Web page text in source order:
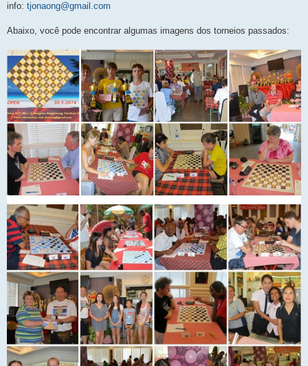
info: tjonaong@gmail.com
Abaixo, você pode encontrar algumas imagens dos torneios passados: